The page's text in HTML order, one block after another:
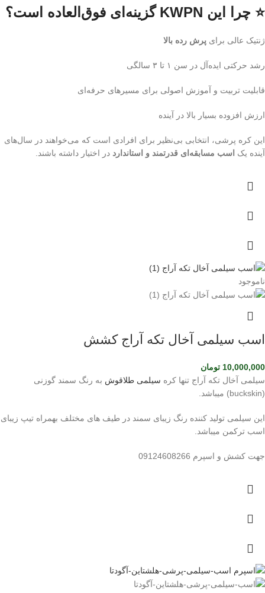
⭐ چرا این KWPN گزینه‌ای فوق‌العاده است؟
ژنتیک عالی برای پرش رده بالا
رشد حرکتی ایده‌آل در سن ۱ تا ۳ سالگی
قابلیت تربیت و آموزش اصولی برای مسیرهای حرفه‌ای
ارزش افزوده بسیار بالا در آینده
این کره پرشی، انتخابی بی‌نظیر برای افرادی است که می‌خواهند در سال‌های
آینده یک
اسب مسابقه‌ای قدرتمند و استاندارد در اختیار داشته باشند.
ناموجود
اسب سیلمی آخال تکه آراج کشش
10,000,000 تومان
سیلمی آخال تکه آراج تنها کره سیلمی طلاقوش به رنگ سمند گوزنی
(buckskin) میباشد.
این سیلمی تولید کننده رنگ زیبای سمند در طیف های مختلف بهمراه تیپ زیبای
اسب ترکمن میباشد.
جهت کشش و اسپرم 09124608266